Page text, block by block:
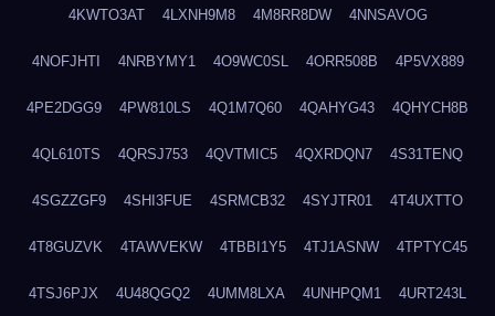
4KWTO3AT 4LXNH9M8 4M8RR8DW 4NNSAVOG
4NOFJHTI 4NRBYMY1 4O9WC0SL 4ORR508B 4P5VX889
4PE2DGG9 4PW810LS 4Q1M7Q60 4QAHYG43 4QHYCH8B
4QL610TS 4QRSJ753 4QVTMIC5 4QXRDQN7 4S31TENQ
4SGZZGF9 4SHI3FUE 4SRMCB32 4SYJTR01 4T4UXTTO
4T8GUZVK 4TAWVEKW 4TBBI1Y5 4TJ1ASNW 4TPTYC45
4TSJ6PJX 4U48QGQ2 4UMM8LXA 4UNHPQM1 4URT243L